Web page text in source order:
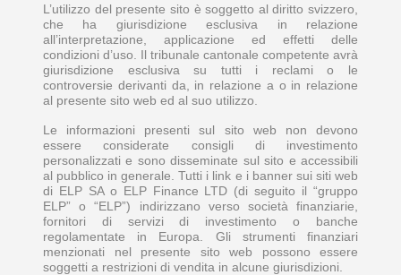
L’utilizzo del presente sito è soggetto al diritto svizzero,
che ha giurisdizione esclusiva in relazione
all’interpretazione, applicazione ed effetti delle
condizioni d’uso. Il tribunale cantonale competente avrà
giurisdizione esclusiva su tutti i reclami o le
controversie derivanti da, in relazione a o in relazione
al presente sito web ed al suo utilizzo.
Le informazioni presenti sul sito web non devono
essere considerate consigli di investimento
personalizzati e sono disseminate sul sito e accessibili
al pubblico in generale. Tutti i link e i banner sui siti web
di ELP SA o ELP Finance LTD (di seguito il “gruppo
ELP” o “ELP”) indirizzano verso società finanziarie,
fornitori di servizi di investimento o banche
regolamentate in Europa. Gli strumenti finanziari
menzionati nel presente sito web possono essere
soggetti a restrizioni di vendita in alcune giurisdizioni.